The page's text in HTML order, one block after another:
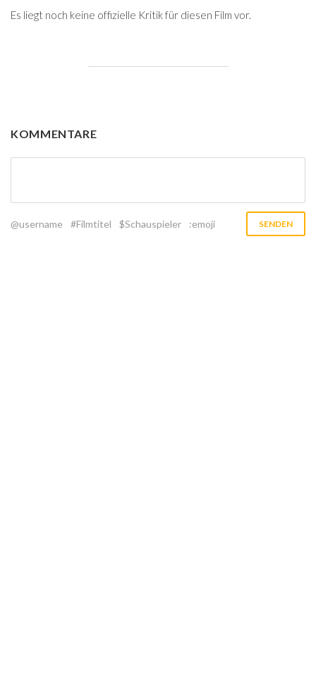
Es liegt noch keine offizielle Kritik für diesen Film vor.
KOMMENTARE
@username #Filmtitel $Schauspieler :emoji